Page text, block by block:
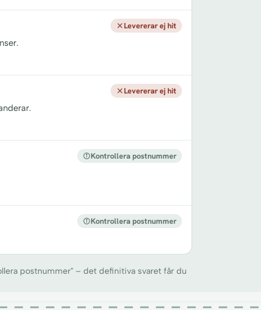
Levererar ej hit
Levererar ej hit
Kontrollera postnummer
Kontrollera postnummer
postnummer" – det definitiva svaret får du